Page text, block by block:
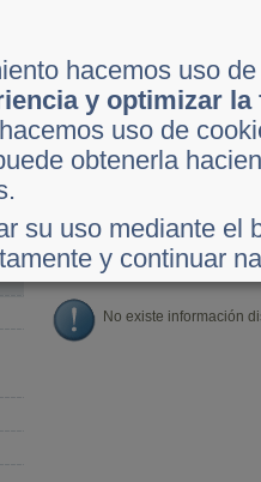
hacemos uso
y optimizar la
uso de
obtenerla
su uso mediante el
y continuar
Al Día Mi Cartera
Detalle Noticia
No existe información